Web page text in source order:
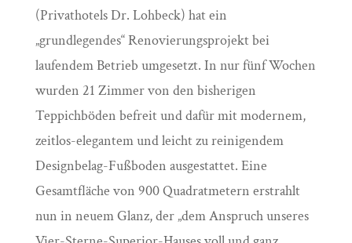
(Privathotels Dr. Lohbeck) hat ein
„grundlegendes“ Renovierungsprojekt bei
laufendem Betrieb umgesetzt. In nur fünf Wochen
wurden 21 Zimmer von den bisherigen
Teppichböden befreit und dafür mit modernem,
zeitlos-elegantem und leicht zu reinigendem
Designbelag-Fußboden ausgestattet. Eine
Gesamtfläche von 900 Quadratmetern erstrahlt
nun in neuem Glanz, der „dem Anspruch unseres